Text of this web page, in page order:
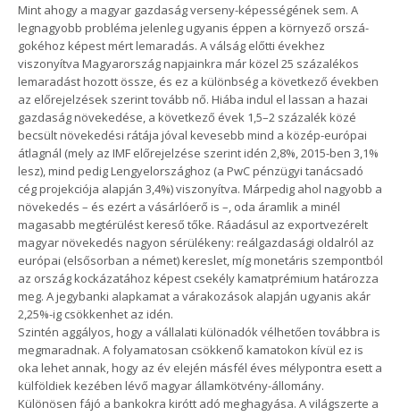
Mint ahogy a magyar gazdaság verseny-képességének sem. A
legnagyobb probléma jelenleg ugyanis éppen a környező orszá-
gokéhoz képest mért lemaradás. A válság előtti évekhez
viszonyítva Magyarország napjainkra már közel 25 százalékos
lemaradást hozott össze, és ez a különbség a következő években
az előrejelzések szerint tovább nő. Hiába indul el lassan a hazai
gazdaság növekedése, a következő évek 1,5–2 százalék közé
becsült növekedési rátája jóval kevesebb mind a közép-európai
átlagnál (mely az IMF előrejelzése szerint idén 2,8%, 2015-ben 3,1%
lesz), mind pedig Lengyelországhoz (a PwC pénzügyi tanácsadó
cég projekciója alapján 3,4%) viszonyítva. Márpedig ahol nagyobb a
növekedés – és ezért a vásárlóerő is –, oda áramlik a minél
magasabb megtérülést kereső tőke. Ráadásul az exportvezérelt
magyar növekedés nagyon sérülékeny: reálgazdasági oldalról az
európai (elsősorban a német) kereslet, míg monetáris szempontból
az ország kockázatához képest csekély kamatprémium határozza
meg. A jegybanki alapkamat a várakozások alapján ugyanis akár
2,25%-ig csökkenhet az idén.
Szintén aggályos, hogy a vállalati különadók vélhetően továbbra is
megmaradnak. A folyamatosan csökkenő kamatokon kívül ez is
oka lehet annak, hogy az év elején másfél éves mélypontra esett a
külföldiek kezében lévő magyar államkötvény-állomány.
Különösen fájó a bankokra kirótt adó meghagyása. A világszerte a